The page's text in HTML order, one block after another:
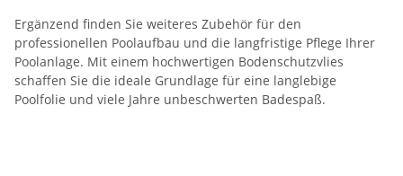
Ergänzend finden Sie weiteres Zubehör für den
professionellen Poolaufbau und die langfristige Pflege Ihrer
Poolanlage. Mit einem hochwertigen Bodenschutzvlies
schaffen Sie die ideale Grundlage für eine langlebige
Poolfolie und viele Jahre unbeschwerten Badespaß.